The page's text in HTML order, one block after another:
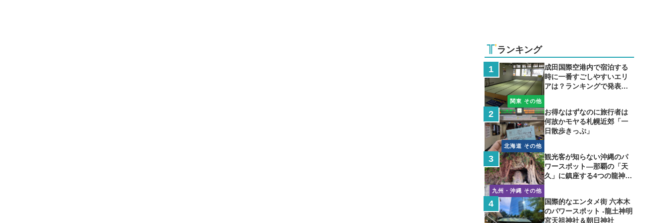
ランキング
関東 その他
成田国際空港内で宿泊する
時に一番すごしやすいエリ
アは？ランキングで発表し
北海道 その他
お得なはずなのに旅行者は
何故かモヤる札幌近郊「一
日散歩きっぷ」
九州・沖縄 その他
観光客が知らない沖縄のパ
ワースポット―那覇の「天
久」に鎮座する4つの龍神の
国際的なエンタメ街 六本木
のパワースポット -龍土神明
宮天祖神社＆朝日神社